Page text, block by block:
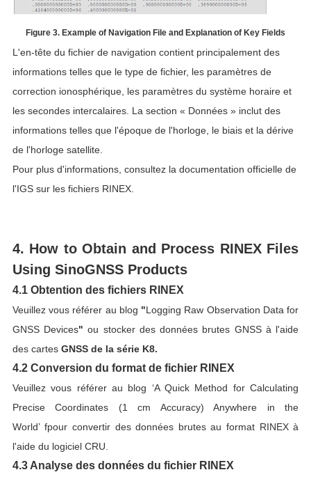
Figure 3. Example of Navigation File and Explanation of Key Fields
L'en-tête du fichier de navigation contient principalement des
informations telles que le type de fichier, les paramètres de
correction ionosphérique, les paramètres du système horaire et
les secondes intercalaires. La section « Données » inclut des
informations telles que l'époque de l'horloge, le biais et la dérive
de l'horloge satellite.
Pour plus d'informations, consultez la documentation officielle de
l'IGS sur les fichiers RINEX.
4. How to Obtain and Process RINEX Files
Using SinoGNSS Products
4.1 Obtention des fichiers RINEX
Veuillez vous référer au blog "Logging Raw Observation Data for
GNSS Devices" ou stocker des données brutes GNSS à l'aide
des cartes GNSS de la série K8.
4.2 Conversion du format de fichier RINEX
Veuillez vous référer au blog ‘A Quick Method for Calculating
Precise Coordinates (1 cm Accuracy) Anywhere in the
World’ fpour convertir des données brutes au format RINEX à
l'aide du logiciel CRU.
4.3 Analyse des données du fichier RINEX